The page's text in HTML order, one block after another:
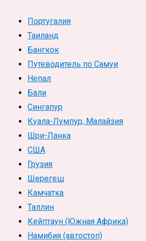
Португалия
Таиланд
Бангкок
Путеводитель по Самуи
Непал
Бали
Сингапур
Куала-Лумпур, Малайзия
Шри-Ланка
США
Грузия
Шерегеш
Камчатка
Таллин
Кейптаун (Южная Африка)
Намибия (автостоп)